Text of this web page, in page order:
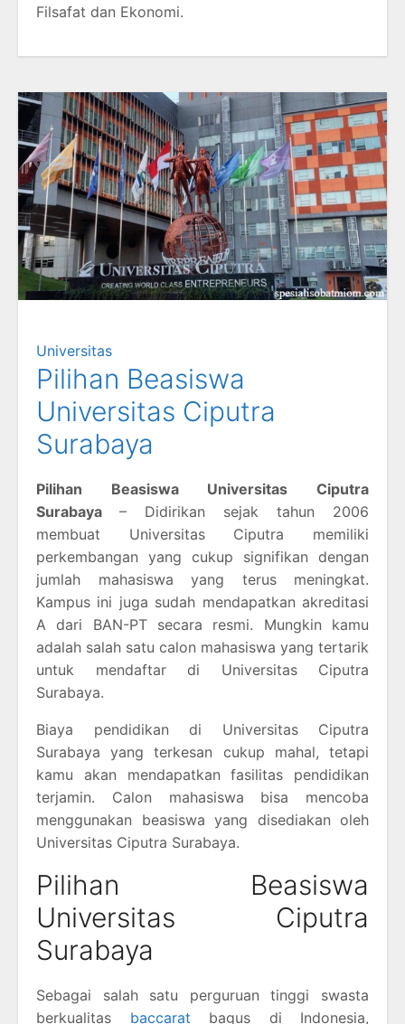
Filsafat dan Ekonomi.
Universitas
Pilihan Beasiswa
Universitas Ciputra
Surabaya
Pilihan Beasiswa Universitas Ciputra
Surabaya – Didirikan sejak tahun 2006
membuat Universitas Ciputra memiliki
perkembangan yang cukup signifikan dengan
jumlah mahasiswa yang terus meningkat.
Kampus ini juga sudah mendapatkan akreditasi
A dari BAN-PT secara resmi. Mungkin kamu
adalah salah satu calon mahasiswa yang tertarik
untuk mendaftar di Universitas Ciputra
Surabaya.
Biaya pendidikan di Universitas Ciputra
Surabaya yang terkesan cukup mahal, tetapi
kamu akan mendapatkan fasilitas pendidikan
terjamin. Calon mahasiswa bisa mencoba
menggunakan beasiswa yang disediakan oleh
Universitas Ciputra Surabaya.
Pilihan Beasiswa
Universitas Ciputra
Surabaya
Sebagai salah satu perguruan tinggi swasta
berkualitas baccarat bagus di Indonesia,